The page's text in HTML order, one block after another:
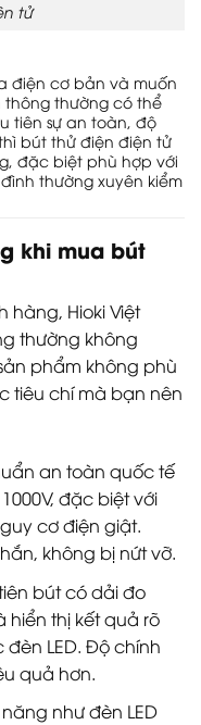
tử
điện cơ bản và muốn
thông thường có thể
tiên sự an toàn, độ
bút thử điện điện tử
đặc biệt phù hợp với
thường xuyên kiểm
khi mua bút
hàng, Hioki Việt
thường không
phẩm không phù
tiêu chí mà bạn nên
an toàn quốc tế
đặc biệt với
cơ điện giật.
không bị nứt vỡ.
bút có dải đo
hiển thị kết quả rõ
LED. Độ chính
quả hơn.
như đèn LED